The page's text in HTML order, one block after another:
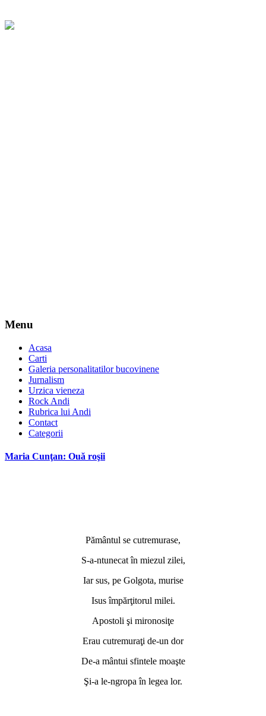
Menu
Acasa
Carti
Galeria personalitatilor bucovinene
Jurnalism
Urzica vieneza
Rock Andi
Rubrica lui Andi
Contact
Categorii
Maria Cunţan: Ouă roşii
Pământul se cutremurase,
S-a-ntunecat în miezul zilei,
Iar sus, pe Golgota, murise
Isus împărţitorul milei.
Apostoli şi mironosiţe
Erau cutremuraţi de-un dor
De-a mântui sfintele moaşte
Şi-a le-ngropa în legea lor.